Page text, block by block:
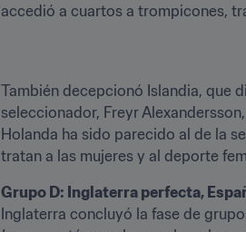
accedió a cuartos a trompicones,
También decepcionó Islandia, que
seleccionador, Freyr
Holanda ha sido parecido al de la
tratan a las mujeres y al deporte
Grupo D: Inglaterra perfecta,